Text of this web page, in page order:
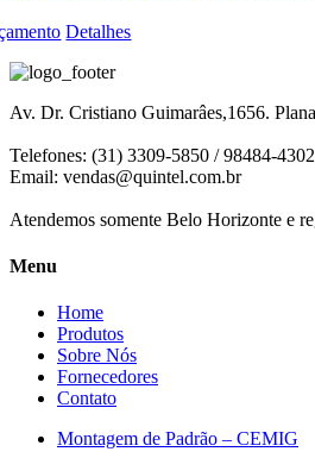
Detalhes
Av. Dr. Cristiano Guimarâes,1656.
Telefones: (31) 3309-5850 / 98484-4302
Email: vendas@quintel.com.br
Atendemos somente Belo Horizonte e
Menu
Home
Produtos
Sobre Nós
Fornecedores
Contato
Montagem de Padrão – CEMIG